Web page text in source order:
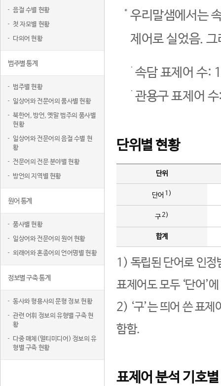
음절 수별 현황
첫 자모별 현황
다의어 현황
범주별 통계
범주별 현황
일상어와 전문어의 품사별 현황
북한어, 방언, 옛말 범주의 품사별
현황
일상어와 전문어의 음절 수별 현
황
전문어의 전문 분야별 현황
방언의 지역별 현황
원어 통계
품사별 현황
일상어와 전문어의 원어 현황
외래어와 혼종어의 언어명별 현황
정보별 구축 통계
동사와 형용사의 문형 정보 현황
관련 어휘 정보의 유형별 구축 현
황
다중 매체(멀티미디어) 정보의 유
형별 구축 현황
우리말샘에서는
제어로 실었음.
속담 표제어 수:
관용구 표제어
단위별 현황
단위
단어 1)
구2)
합계
1) 독립된 단어로 인정
표제어도 모두 ‘단어’
2) ‘구’는 띄어 쓴 표
함함.
표제어 분석 기호